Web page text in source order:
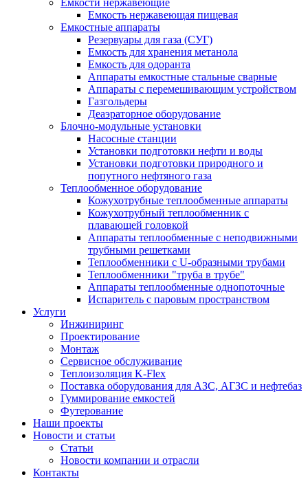
Емкости нержавеющие
Емкость нержавеющая пищевая
Емкостные аппараты
Резервуары для газа (СУГ)
Емкость для хранения метанола
Емкость для одоранта
Аппараты емкостные стальные сварные
Аппараты с перемешивающим устройством
Газгольдеры
Деаэраторное оборудование
Блочно-модульные установки
Насосные станции
Установки подготовки нефти и воды
Установки подготовки природного и
попутного нефтяного газа
Теплообменное оборудование
Кожухотрубные теплообменные аппараты
Кожухотрубный теплообменник с
плавающей головкой
Аппараты теплообменные с неподвижными
трубными решетками
Теплообменники с U-образными трубами
Теплообменники "труба в трубе"
Аппараты теплообменные однопоточные
Испаритель с паровым пространством
Услуги
Инжиниринг
Проектирование
Монтаж
Сервисное обслуживание
Теплоизоляция K-Flex
Поставка оборудования для АЗС, АГЗС и нефтебаз
Гуммирование емкостей
Футерование
Наши проекты
Новости и статьи
Статьи
Новости компании и отрасли
Контакты